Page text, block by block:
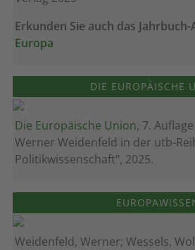
Erkunden Sie auch das Jahrbuch-
Europa
DIE EUROPÄISCHE
Die Europäische Union, 7.
Werner Weidenfeld in der utb-
Politikwissenschaft", 2025.
Weidenfeld, Werner; Wessels,